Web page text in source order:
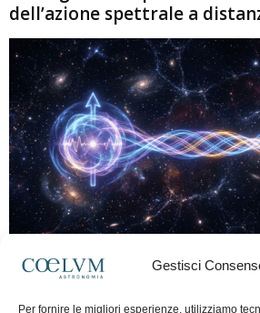
Gestisci
Per fornire le migliori esperienze, utilizziamo
dell’azione spettrale a
Marco Lorrai - 15 Giugno 2026
moderna: due particelle possono mostrare